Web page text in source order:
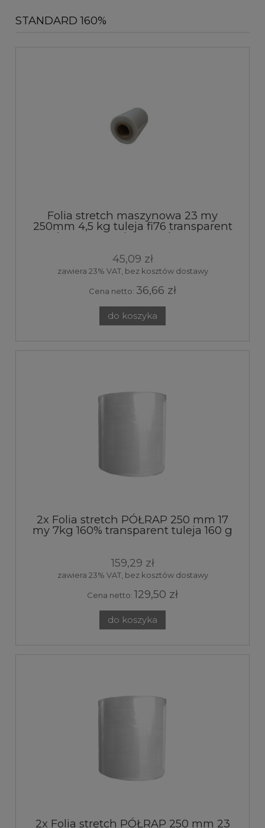
STANDARD 160%
Folia stretch maszynowa 23 my
250mm 4,5 kg tuleja fi76 transparent
elastyczna pakowa ochronna 1
45,09 zł
zawiera 23% VAT, bez kosztów dostawy
Cena netto: 36,66 zł
do koszyka
2x Folia stretch PÓŁRAP 250 mm 17
my 7kg 160% transparent tuleja 160 g
159,29 zł
zawiera 23% VAT, bez kosztów dostawy
Cena netto: 129,50 zł
do koszyka
2x Folia stretch PÓŁRAP 250 mm 23